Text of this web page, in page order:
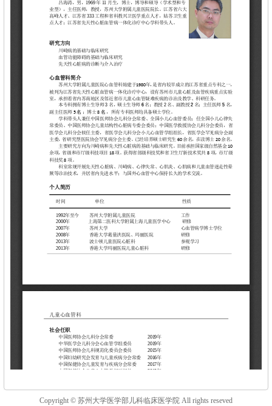
Copyright © 苏州大学医学部儿科临床医学院 All rights reseved